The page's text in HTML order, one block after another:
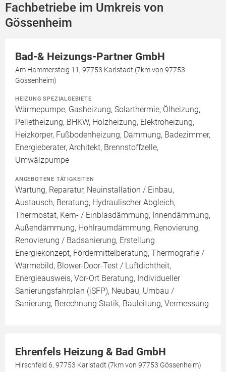
Fachbetriebe im Umkreis von
Gössenheim
Bad-& Heizungs-Partner GmbH
Am Hammersteig 11, 97753 Karlstadt (7km von 97753
Gössenheim)
HEIZUNG SPEZIALGEBIETE
Wärmepumpe, Gasheizung, Solarthermie, Ölheizung,
Pelletheizung, BHKW, Holzheizung, Elektroheizung,
Heizkörper, Fußbodenheizung, Dämmung, Badezimmer,
Energieberater, Architekt, Brennstoffzelle,
Umwälzpumpe
ANGEBOTENE TÄTIGKEITEN
Wartung, Reparatur, Neuinstallation / Einbau,
Austausch, Beratung, Hydraulischer Abgleich,
Thermostat, Kern- / Einblasdämmung, Innendämmung,
Außendämmung, Hohlraumdämmung, Renovierung,
Renovierung / Badsanierung, Erstellung
Energiekonzept, Fördermittelberatung, Thermografie /
Wärmebild, Blower-Door-Test / Luftdichtheit,
Energieausweis, Vor-Ort Beratung, Individueller
Sanierungsfahrplan (iSFP), Neubau, Umbau /
Sanierung, Berechnung Statik, Bauleitung, Vermessung
Ehrenfels Heizung & Bad GmbH
Hirschfeld 6, 97753 Karlstadt (7km von 97753 Gössenheim)